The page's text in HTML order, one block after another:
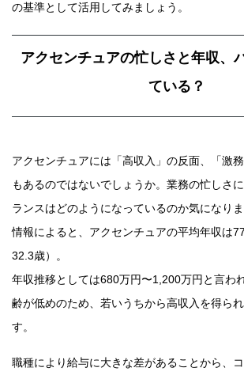
の基準として活用してみましょう。
アクセンチュアの忙しさと年収、
ている？
アクセンチュアには「高収入」の反面、「激
もあるのではないでしょうか。業務の忙しさ
ランスはどのようになっているのか気になり
情報によると、アクセンチュアの平均年収は
32.3歳）。
年収推移としては680万円〜1,200万円と言わ
齢が低めのため、若いうちから高収入を得ら
す。
職種により給与に大きな差があることから、